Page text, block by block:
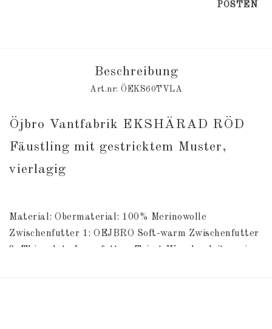
POSTEN
Beschreibung
Art.nr: ÖEKS60TVLA
Öjbro Vantfabrik EKSHÄRAD RÖD
Fäustling mit gestricktem Muster,
vierlagig
Material: Obermaterial: 100% Merinowolle
Zwischenfutter 1: OEJBRO Soft-warm Zwischenfutter
2: Thinsulate Innenfutter: Tricot Waschanleitung im